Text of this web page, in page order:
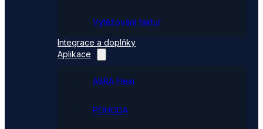
Vytěžování faktur
Integrace a doplňky
Aplikace
ABRA Flexi
POHODA